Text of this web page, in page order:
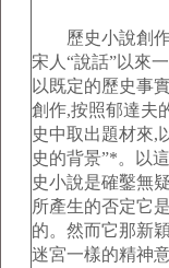
歷史小說創作
宋人“說話”以來
以既定的歷史事
創作,按照郁達夫
史中取出題材來,
史的背景”*。以
史小說是確鑿無
所產生的否定它
的。然而它那新
迷宮一樣的精神